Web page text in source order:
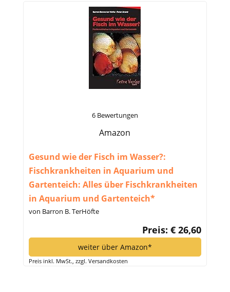
6 Bewertungen
Amazon
Gesund wie der Fisch im Wasser?:
Fischkrankheiten in Aquarium und
Gartenteich: Alles über Fischkrankheiten
in Aquarium und Gartenteich*
von Barron B. TerHöfte
Preis: € 26,60
weiter über Amazon*
Preis inkl. MwSt., zzgl. Versandkosten